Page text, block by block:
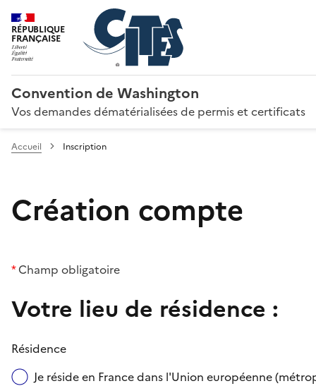
RÉPUBLIQUE
FRANÇAISE
Convention de Washington
Vos demandes dématérialisées de permis et certificats
Accueil Inscription
Création compte
*Champ obligatoire
Votre lieu de résidence :
Résidence
Je réside en France dans l'Union européenne